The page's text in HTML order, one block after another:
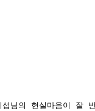
님의 현실마음이 잘